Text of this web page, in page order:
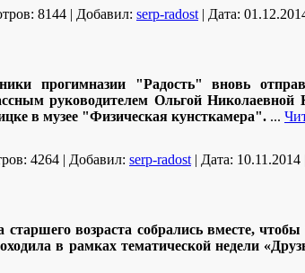
8144 | Добавил: serp-radost | Дата:
прогимназии "Радость" вновь
руководителем Ольгой
в музее "Физическая кунсткамера". ...
4264 | Добавил: serp-radost | Дата: 10.11.2014
возраста собрались вместе,
в рамках тематической недели